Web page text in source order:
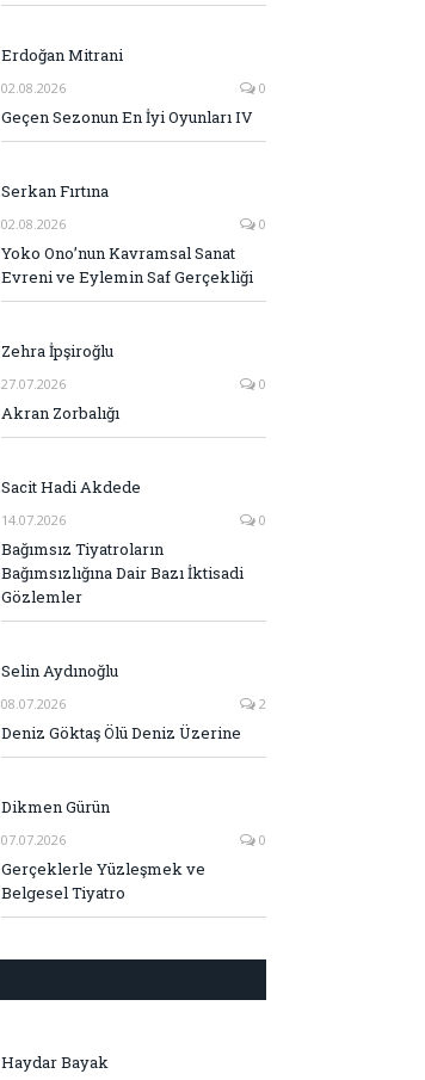
Erdoğan Mitrani
02.08.2026 0
Geçen Sezonun En İyi Oyunları IV
Serkan Fırtına
02.08.2026 0
Yoko Ono’nun Kavramsal Sanat
Evreni ve Eylemin Saf Gerçekliği
Zehra İpşiroğlu
27.07.2026 0
Akran Zorbalığı
Sacit Hadi Akdede
14.07.2026 0
Bağımsız Tiyatroların
Bağımsızlığına Dair Bazı İktisadi
Gözlemler
Selin Aydınoğlu
08.07.2026 2
Deniz Göktaş Ölü Deniz Üzerine
Dikmen Gürün
07.07.2026 0
Gerçeklerle Yüzleşmek ve
Belgesel Tiyatro
Haydar Bayak